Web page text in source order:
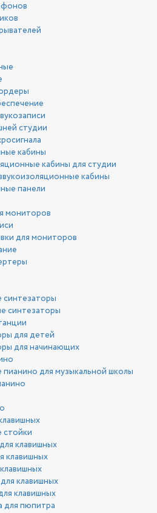
студии
кабины
кабины для студии
кабины
панели
мониторов
для мониторов
синтезаторы
для детей
для начинающих
для музыкальной школы
стойки
клавишных
клавишных
клавишных
клавишных
для пюпитра